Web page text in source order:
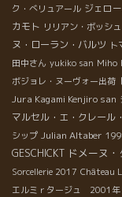
ク・べリュアール ジェロ
カモト リリアン・ボッシュ
ヌ・ローラン・バルツ ト
田中さん yukiko san Miho
ボジョレ・ヌーヴォー出荷
Jura Kagami Kenjiro san
マルセル・エ・クレール
シップ Julian Altaber
GESCHICKT ドメーヌ
Sorcellerie 2017 Château
エルミｒタージュ 2001年